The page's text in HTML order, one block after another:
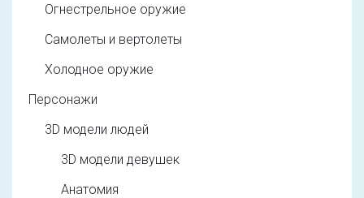
Огнестрельное оружие
Самолеты и вертолеты
Холодное оружие
Персонажи
3D модели людей
3D модели девушек
Анатомия